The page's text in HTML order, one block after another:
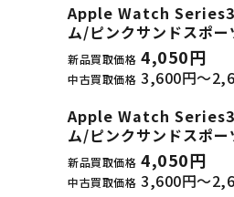
Apple Watch Series3
ム/ピンクサンドスポ
新品買取価格 4,050円
中古買取価格 3,600円～
Apple Watch Series3
ム/ピンクサンドスポ
新品買取価格 4,050円
中古買取価格 3,600円～